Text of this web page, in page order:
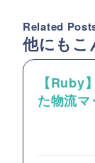
Related
他にもこ
【Ruby
た物流